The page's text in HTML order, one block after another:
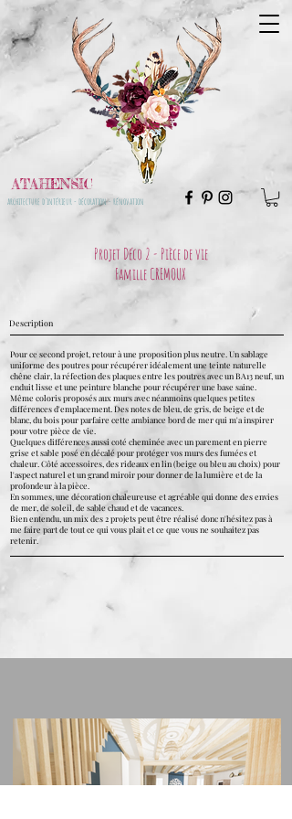
architecture d'intérieur - décoration - rénovation
ATAHENSIC
Projet Déco 2 - Pièce de vie
Famille CREMOUX
Description
Pour ce second projet, retour à une proposition plus neutre. Un sablage
uniforme des poutres pour récupérer idéalement une teinte naturelle
chêne clair, la réfection des plaques entre les poutres avec un BA13 neuf, un
enduit lisse et une peinture blanche pour récupérer une base saine.
Même coloris proposés aux murs avec néanmoins quelques petites
différences d'emplacement. Des notes de bleu, de gris, de beige et de
blanc, du bois pour parfaire cette ambiance bord de mer qui m'a inspirer
pour votre pièce de vie.
Quelques différences aussi coté cheminée avec un parement en pierre
grise et sable posé en décalé pour protéger vos murs des fumées et
chaleur. Côté accessoires, des rideaux en lin (beige ou bleu au choix) pour
l'aspect naturel et un grand miroir pour donner de la lumière et de la
profondeur à la pièce.
En sommes, une décoration chaleureuse et agréable qui donne des envies
de mer, de soleil, de sable chaud et de vacances.
Bien entendu, un mix des 2 projets peut être réalisé donc n'hésitez pas à
me faire part de tout ce qui vous plait et ce que vous ne souhaitez pas
retenir.